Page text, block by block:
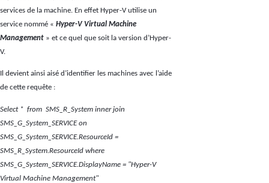
services de la machine. En effet Hyper-V utilise un
service nommé « Hyper-V Virtual Machine
Management » et ce quel que soit la version d’Hyper-
V.
Il devient ainsi aisé d’identifier les machines avec l’aide
de cette requête :
Select * from SMS_R_System inner join
SMS_G_System_SERVICE on
SMS_G_System_SERVICE.ResourceId =
SMS_R_System.ResourceId where
SMS_G_System_SERVICE.DisplayName = "Hyper-V
Virtual Machine Management"